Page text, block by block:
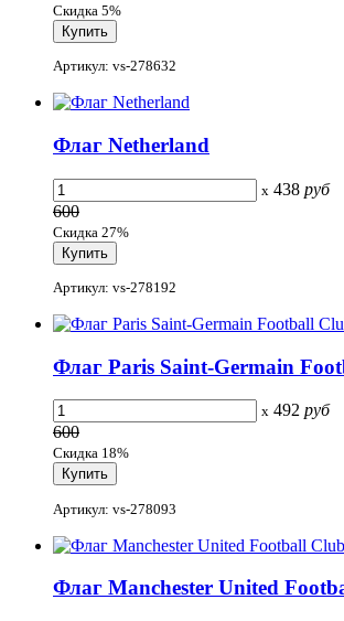
Скидка 5%
Артикул: vs-278632
Флаг Netherland
x 438 руб
600
Скидка 27%
Артикул: vs-278192
Флаг Paris Saint-Germain
x 492 руб
600
Скидка 18%
Артикул: vs-278093
Флаг Manchester United